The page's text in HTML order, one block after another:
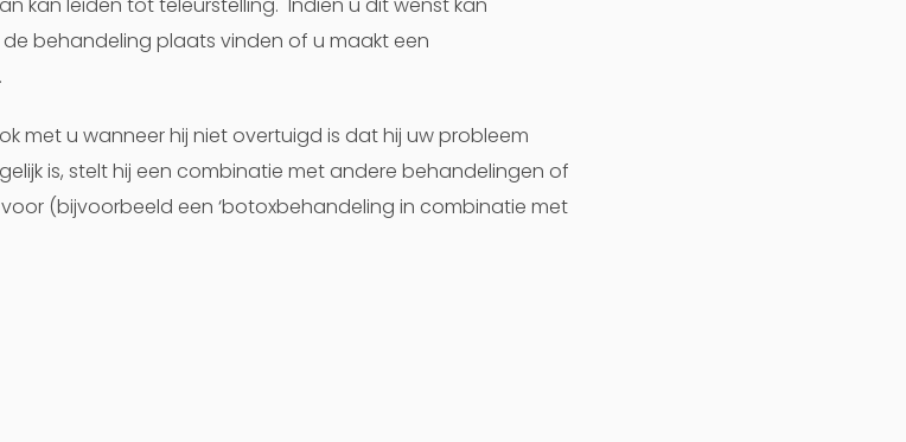
behandeling plaats vinden of u maakt een
met u wanneer hij niet overtuigd is dat hij uw probleem
is, stelt hij een combinatie met andere behandelingen of
(bijvoorbeeld een ‘botoxbehandeling in combinatie met